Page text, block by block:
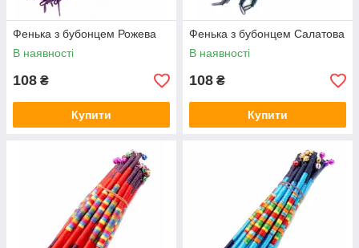
Фенька з бубонцем Рожева
В наявності
108 ₴
Купити
Фенька з бубонцем Салатова
В наявності
108 ₴
Купити